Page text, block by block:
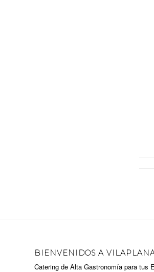
BIENVENIDOS A
Catering de Alta Gastronomía para tus